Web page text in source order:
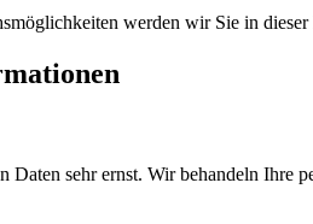
werden wir Sie in
sehr ernst. Wir behandeln